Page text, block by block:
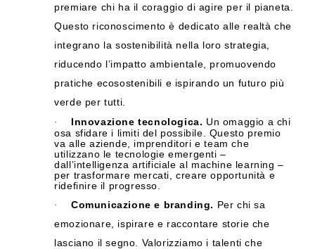
premiare chi ha il coraggio di agire per il pianeta.
Questo riconoscimento è dedicato alle realtà che
integrano la sostenibilità nella loro strategia,
riducendo l’impatto ambientale, promuovendo
pratiche ecosostenibili e ispirando un futuro più
verde per tutti.
· Innovazione tecnologica. Un omaggio a chi
osa sfidare i limiti del possibile. Questo premio
va alle aziende, imprenditori e team che
utilizzano le tecnologie emergenti –
dall’intelligenza artificiale al machine learning –
per trasformare mercati, creare opportunità e
ridefinire il progresso.
· Comunicazione e branding. Per chi sa
emozionare, ispirare e raccontare storie che
lasciano il segno. Valorizziamo i talenti che